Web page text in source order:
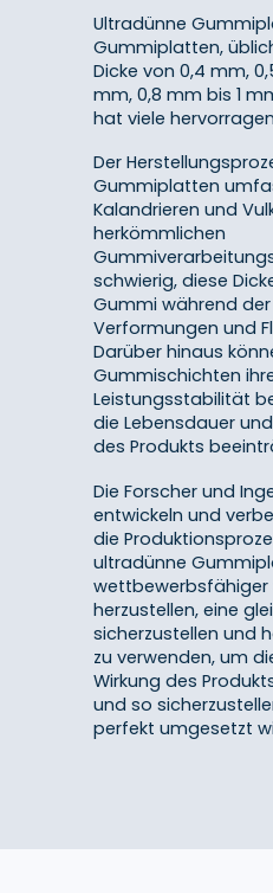
Ultradünne
Gummiplatten,
Dicke von 0,4 mm,
mm, 0,8 mm bis 1
hat viele
Der
Gummiplatten
Kalandrieren und
herkömmlichen
schwierig, diese
Gummi während
Verformungen und
Darüber hinaus
Gummischichten
Leistungsstabilität
die Lebensdauer
des Produkts
Die Forscher und
entwickeln und
die
ultradünne
wettbewerbsfähiger
herzustellen, eine
sicherzustellen und
zu verwenden, um
Wirkung des
und so
perfekt umgesetzt